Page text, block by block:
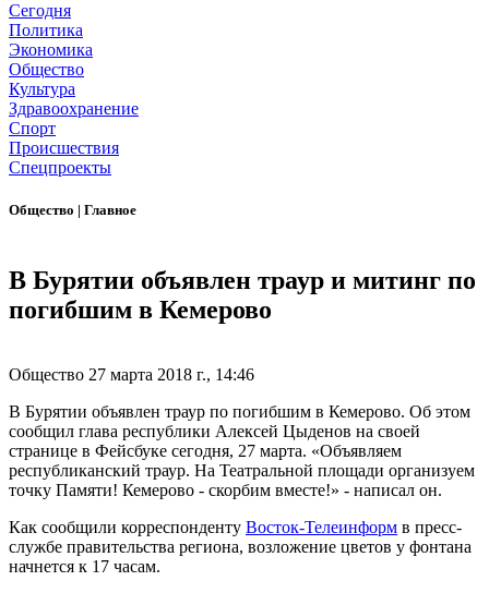
Сегодня
Политика
Экономика
Общество
Культура
Здравоохранение
Спорт
Происшествия
Спецпроекты
Общество | Главное
В Бурятии объявлен траур и митинг по
погибшим в Кемерово
Общество 27 марта 2018 г., 14:46
В Бурятии объявлен траур по погибшим в Кемерово. Об этом
сообщил глава республики Алексей Цыденов на своей
странице в Фейсбуке сегодня, 27 марта. «Объявляем
республиканский траур. На Театральной площади организуем
точку Памяти! Кемерово - скорбим вместе!» - написал он.
Как сообщили корреспонденту Восток-Телеинформ в пресс-
службе правительства региона, возложение цветов у фонтана
начнется к 17 часам.